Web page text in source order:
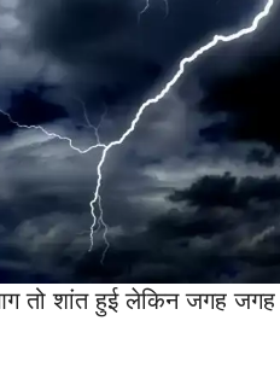
तो शांत हुई लेकिन जगह